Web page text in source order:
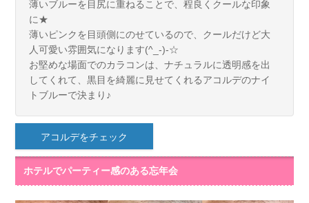
薄いブルーを目尻に重ねることで、程良くクールな印象
に★
薄いピンクを目頭側にのせているので、クールだけど大
人可愛い雰囲気になります(^_-)-☆
お堅めな場面でのカラコンは、ナチュラルに透明感を出
してくれて、黒目を綺麗に見せてくれるアコルデのナイ
トブルーで決まり♪
アコルデをチェック
ホテルでパーティー感のある忘年会